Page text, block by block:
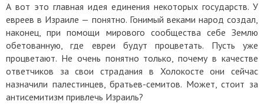
А вот это главная идея единения некоторых государств. У
евреев в Израиле — понятно. Гонимый веками народ создал,
наконец, при помощи мирового сообщества себе Землю
обетованную, где евреи будут процветать. Пусть уже
процветают. Не очень понятно только, почему в качестве
ответчиков за свои страдания в Холокосте они сейчас
назначили палестинцев, братьев-семитов. Может, стоит за
антисемитизм привлечь Израиль?